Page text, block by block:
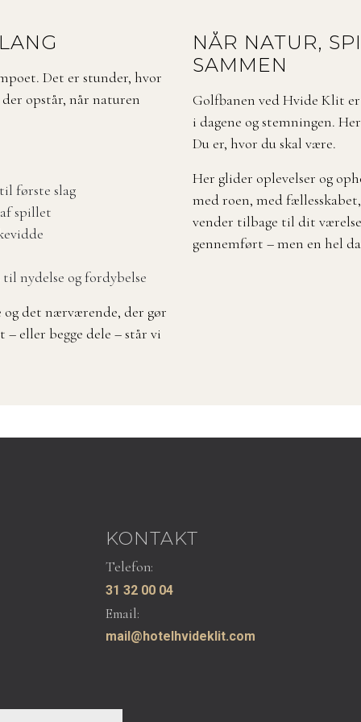
Det er stunder, hvor
opstår, når naturen
første slag
spillet
nydelse og fordybelse
det nærværende, der gør
eller begge dele – står vi
NÅR NATUR,
SAMMEN
Golfbanen ved Hvide Klit
i dagene og stemningen.
Du er, hvor du skal være.
Her glider oplevelser og
med roen, med
vender tilbage til dit
gennemført – men en hel
KONTAKT
Telefon:
31 32 00 04
Email:
mail@hotelhvideklit.com